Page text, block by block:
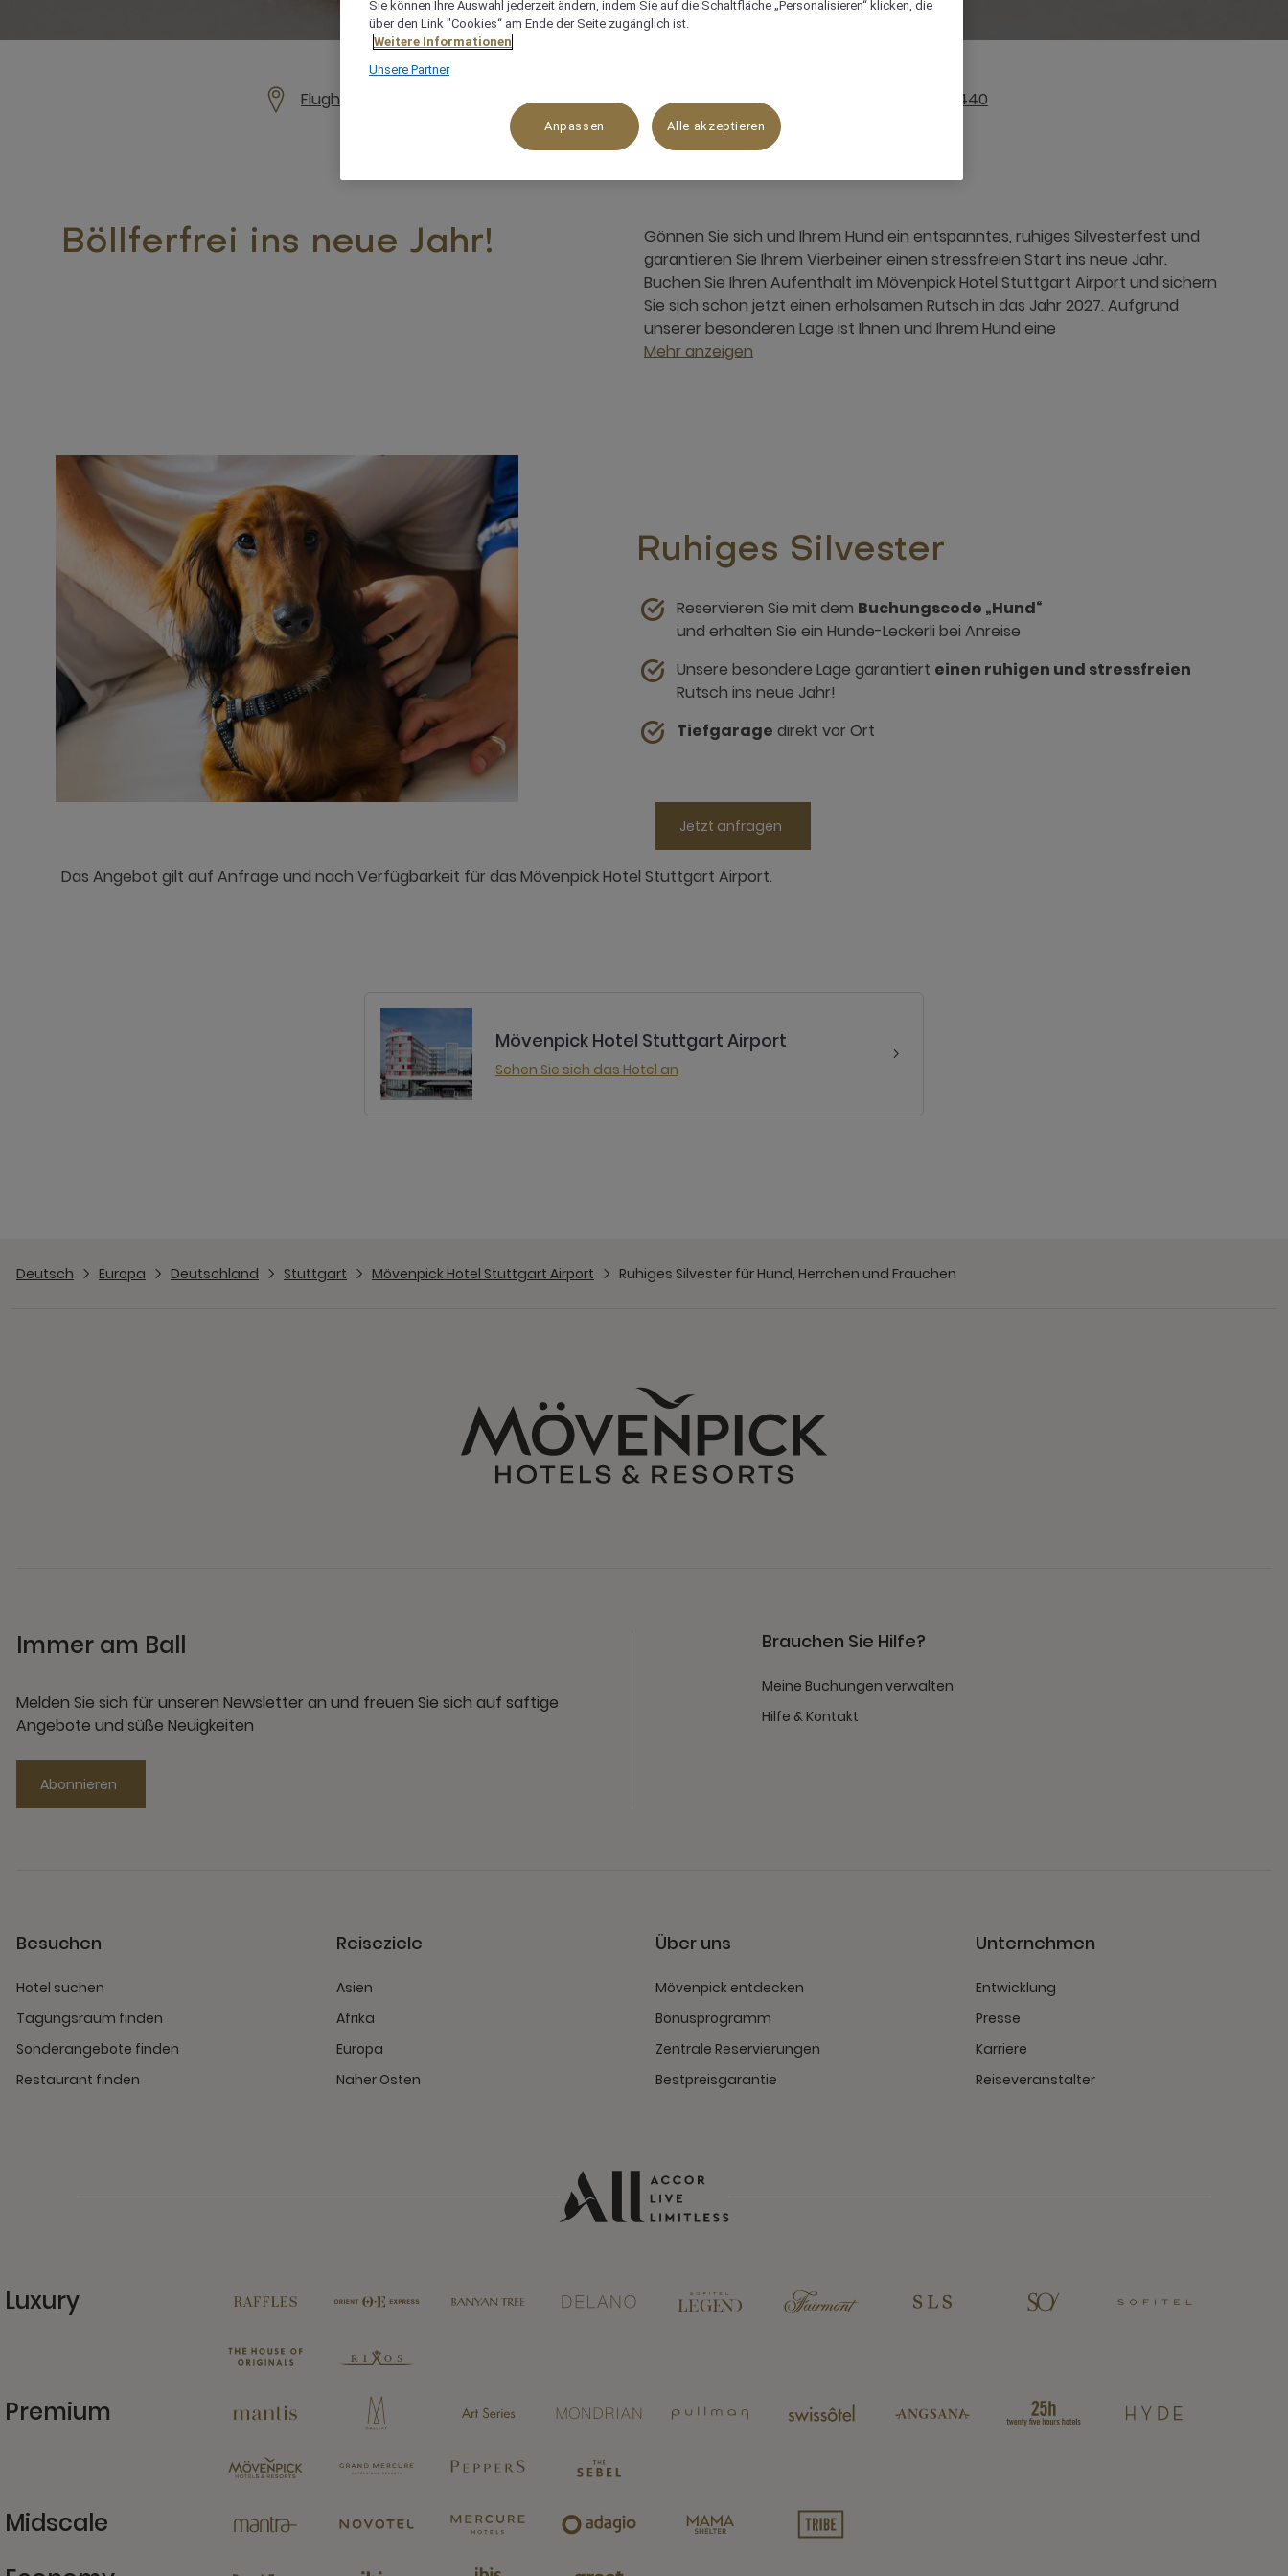
Flughafenstraße 50, 70629 Stuttgart, 70629, STUTTGART, Deutschland +49 711 553440
Böllferfrei ins neue Jahr!
Gönnen Sie sich und Ihrem Hund ein entspanntes, ruhiges Silvesterfest und
garantieren Sie Ihrem Vierbeiner einen stressfreien Start ins neue Jahr.
Buchen Sie Ihren Aufenthalt im Mövenpick Hotel Stuttgart Airport und sichern
Sie sich schon jetzt einen erholsamen Rutsch in das Jahr 2027. Aufgrund
unserer besonderen Lage ist Ihnen und Ihrem Hund eine
Mehr anzeigen
Ruhiges Silvester
Reservieren Sie mit dem Buchungscode „Hund“
und erhalten Sie ein Hunde-Leckerli bei Anreise
Unsere besondere Lage garantiert einen ruhigen und stressfreien
Rutsch ins neue Jahr!
Tiefgarage direkt vor Ort
Jetzt anfragen
Das Angebot gilt auf Anfrage und nach Verfügbarkeit für das Mövenpick Hotel Stuttgart Airport.
Mövenpick Hotel Stuttgart Airport
Sehen Sie sich das Hotel an
Deutsch Europa Deutschland Stuttgart Mövenpick Hotel Stuttgart Airport Ruhiges Silvester für Hund, Herrchen und Frauchen
Immer am Ball
Melden Sie sich für unseren Newsletter an und freuen Sie sich auf saftige
Angebote und süße Neuigkeiten
Abonnieren
Brauchen Sie Hilfe?
Meine Buchungen verwalten
Hilfe & Kontakt
Besuchen
Hotel suchen
Tagungsraum finden
Sonderangebote finden
Restaurant finden
Reiseziele
Asien
Afrika
Europa
Naher Osten
Über uns
Mövenpick entdecken
Bonusprogramm
Zentrale Reservierungen
Bestpreisgarantie
Unternehmen
Entwicklung
Presse
Karriere
Reiseveranstalter
Luxury
Premium
Midscale
Sie können Ihre Auswahl jederzeit ändern, indem Sie auf die Schaltfläche „Personalisieren“ klicken, die
über den Link "Cookies“ am Ende der Seite zugänglich ist.
Weitere Informationen
Unsere Partner
Anpassen Alle akzeptieren